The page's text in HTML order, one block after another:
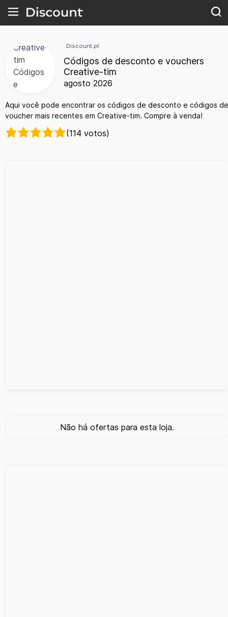
Discount.pt
Códigos de desconto e vouchers
Creative-tim
agosto 2026
Aqui você pode encontrar os códigos de desconto e códigos de
voucher mais recentes em Creative-tim. Compre à venda!
(114 votos)
Não há ofertas para esta loja.